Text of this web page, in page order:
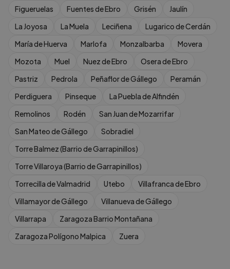
Figueruelas
Fuentes de Ebro Grisén
Jaulín
La Joyosa
La Muela Leciñena
Lugarico de Cerdán
María de Huerva
Marlofa Monzalbarba
Movera
Mozota
Muel Nuez de Ebro
Osera de Ebro
Pastriz
Pedrola Peñaflor de Gállego
Peramán
Perdiguera
Pinseque
La Puebla de Alfindén
Remolinos
Rodén
San Juan de Mozarrifar
San Mateo de Gállego
Sobradiel
Torre Balmez (Barrio de Garrapinillos)
Torre Villaroya (Barrio de Garrapinillos)
Torrecilla de Valmadrid
Utebo
Villafranca de Ebro
Villamayor de Gállego
Villanueva de Gállego
Villarrapa
Zaragoza Barrio Montañana
Zaragoza Polígono Malpica
Zuera